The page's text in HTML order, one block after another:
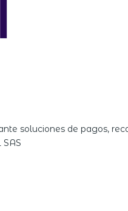
soluciones de pagos,